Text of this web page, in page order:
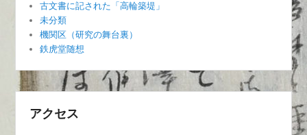
古文書に記された「高輪築堤」
未分類
機関区（研究の舞台裏）
鉄虎堂随想
アクセス